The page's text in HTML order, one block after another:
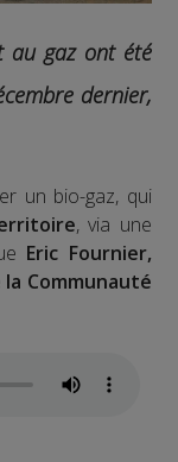
au gaz ont été
dernier,
un bio-gaz, qui
, via une
Eric Fournier,
Communauté